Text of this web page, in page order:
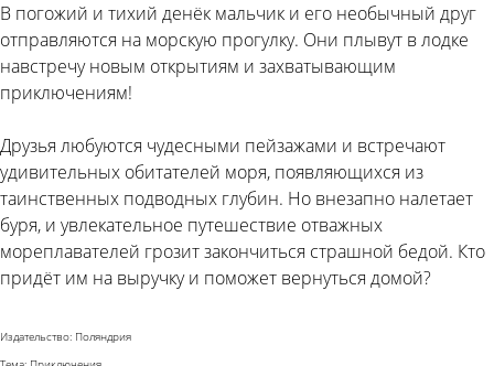
В погожий и тихий денёк мальчик и его необычный друг
отправляются на морскую прогулку. Они плывут в лодке
навстречу новым открытиям и захватывающим
приключениям!
Друзья любуются чудесными пейзажами и встречают
удивительных обитателей моря, появляющихся из
таинственных подводных глубин. Но внезапно налетает
буря, и увлекательное путешествие отважных
мореплавателей грозит закончиться страшной бедой. Кто
придёт им на выручку и поможет вернуться домой?
Издательство: Поляндрия